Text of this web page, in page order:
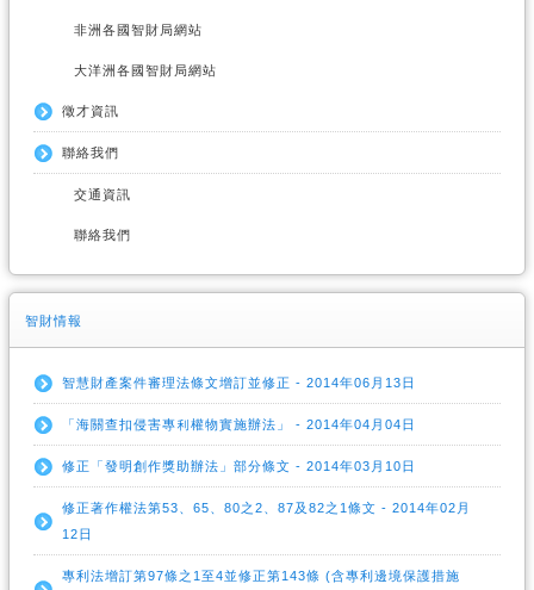
非洲各國智財局網站
大洋洲各國智財局網站
徵才資訊
聯絡我們
交通資訊
聯絡我們
智財情報
智慧財產案件審理法條文增訂並修正 - 2014年06月13日
「海關查扣侵害專利權物實施辦法」 - 2014年04月04日
修正「發明創作獎助辦法」部分條文 - 2014年03月10日
修正著作權法第53、65、80之2、87及82之1條文 - 2014年02月
12日
專利法增訂第97條之1至4並修正第143條 (含專利邊境保護措施